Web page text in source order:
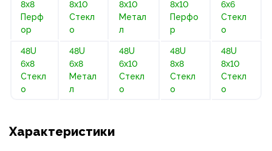
8х8
Перф
ор
8х10
Стекл
о
8х10
Метал
л
8х10
Перфо
р
6х6
Стекл
о
48U
6х8
Стекл
о
48U
6х8
Метал
л
48U
6х10
Стекл
о
48U
8х8
Стекл
о
48U
8х10
Стекл
о
Характеристики